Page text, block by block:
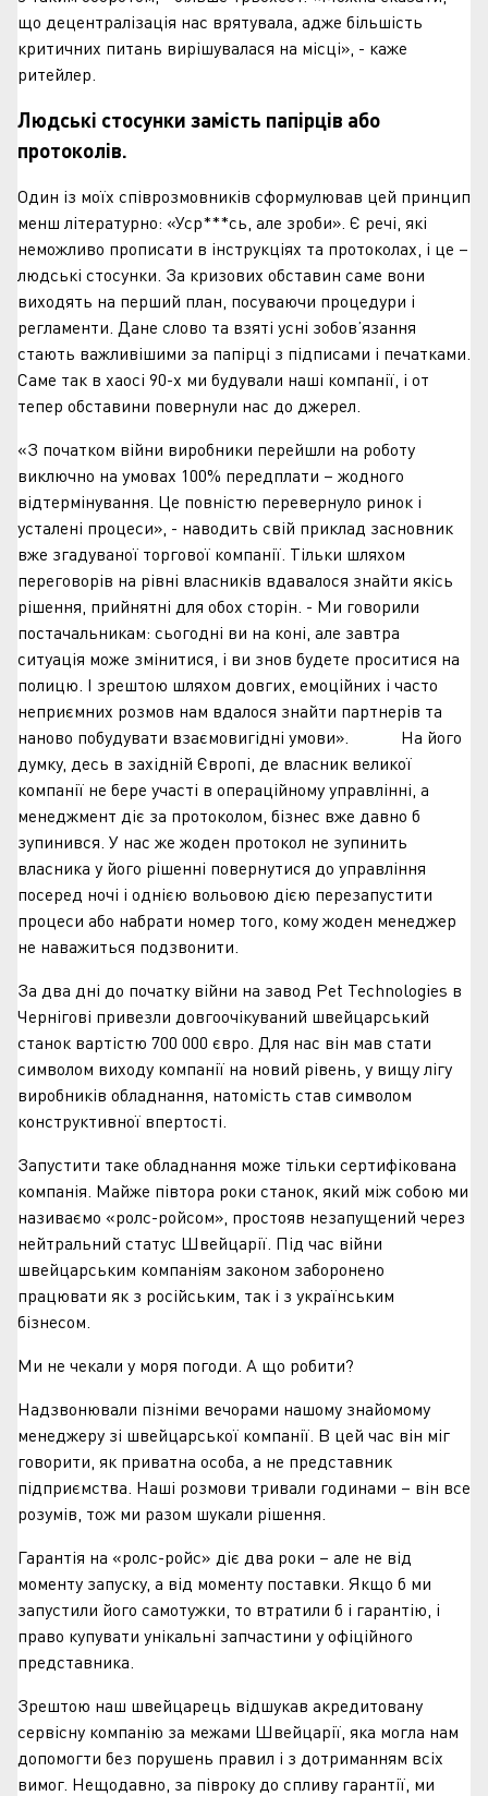
що децентралізація нас врятувала, адже більшість
критичних питань вирішувалася на місці», - каже
ритейлер.
Людські стосунки замість папірців або
протоколів.
Один із моїх співрозмовників сформулював цей принцип
менш літературно: «Уср***сь, але зроби». Є речі, які
неможливо прописати в інструкціях та протоколах, і це –
людські стосунки. За кризових обставин саме вони
виходять на перший план, посуваючи процедури і
регламенти. Дане слово та взяті усні зобов’язання
стають важливішими за папірці з підписами і печатками.
Саме так в хаосі 90-х ми будували наші компанії, і от
тепер обставини повернули нас до джерел.
«З початком війни виробники перейшли на роботу
виключно на умовах 100% передплати – жодного
відтермінування. Це повністю перевернуло ринок і
усталені процеси», - наводить свій приклад засновник
вже згадуваної торгової компанії. Тільки шляхом
переговорів на рівні власників вдавалося знайти якісь
рішення, прийнятні для обох сторін. - Ми говорили
постачальникам: сьогодні ви на коні, але завтра
ситуація може змінитися, і ви знов будете проситися на
полицю. І зрештою шляхом довгих, емоційних і часто
неприємних розмов нам вдалося знайти партнерів та
наново побудувати взаємовигідні умови». На його
думку, десь в західній Європі, де власник великої
компанії не бере участі в операційному управлінні, а
менеджмент діє за протоколом, бізнес вже давно б
зупинився. У нас же жоден протокол не зупинить
власника у його рішенні повернутися до управління
посеред ночі і однією вольовою дією перезапустити
процеси або набрати номер того, кому жоден менеджер
не наважиться подзвонити.
За два дні до початку війни на завод Pet Technologies в
Чернігові привезли довгоочікуваний швейцарський
станок вартістю 700 000 євро. Для нас він мав стати
символом виходу компанії на новий рівень, у вищу лігу
виробників обладнання, натомість став символом
конструктивної впертості.
Запустити таке обладнання може тільки сертифікована
компанія. Майже півтора роки станок, який між собою ми
називаємо «ролс-ройсом», простояв незапущений через
нейтральний статус Швейцарії. Під час війни
швейцарським компаніям законом заборонено
працювати як з російським, так і з українським
бізнесом.
Ми не чекали у моря погоди. А що робити?
Надзвонювали пізніми вечорами нашому знайомому
менеджеру зі швейцарської компанії. В цей час він міг
говорити, як приватна особа, а не представник
підприємства. Наші розмови тривали годинами – він все
розумів, тож ми разом шукали рішення.
Гарантія на «ролс-ройс» діє два роки – але не від
моменту запуску, а від моменту поставки. Якщо б ми
запустили його самотужки, то втратили б і гарантію, і
право купувати унікальні запчастини у офіційного
представника.
Зрештою наш швейцарець відшукав акредитовану
сервісну компанію за межами Швейцарії, яка могла нам
допомогти без порушень правил і з дотриманням всіх
вимог. Нещодавно, за півроку до спливу гарантії, ми